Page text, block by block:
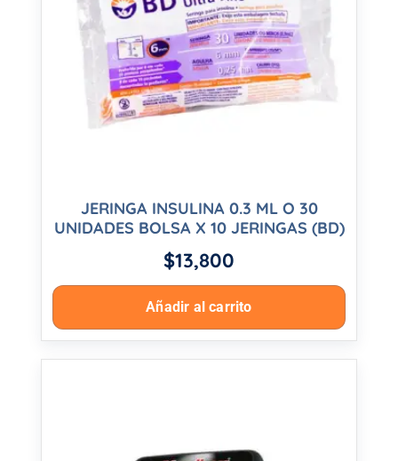
JERINGA INSULINA 0.3 ML O 30
UNIDADES BOLSA X 10 JERINGAS (BD)
$13,800
Añadir al carrito